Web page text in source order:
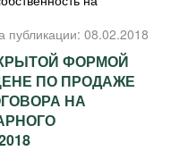
публикации: 08.02.2018
ФОРМОЙ
ПО ПРОДАЖЕ
НА